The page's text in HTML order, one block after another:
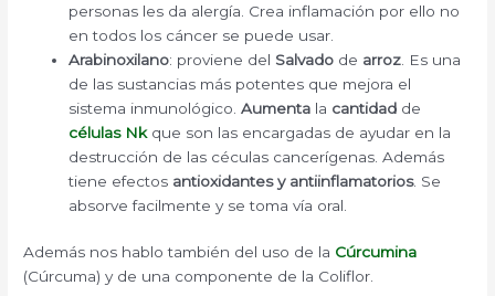
personas les da alergía. Crea inflamación por ello no
en todos los cáncer se puede usar.
Arabinoxilano: proviene del Salvado de arroz . Es una
de las sustancias más potentes que mejora el
sistema inmunológico.Aumenta la cantidad de
células Nk que son las encargadas de ayudar en la
destrucción de las céculas cancerígenas. Además
tiene efectos antioxidantes y antiinflamatorios. Se
absorve facilmente y se toma vía oral.
Además nos hablo también del uso de la Cúrcumina
(Cúrcuma) y de una componente de la Coliflor.